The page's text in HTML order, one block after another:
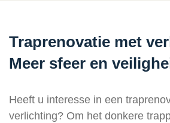
Traprenovatie met
Meer sfeer en
Heeft u interesse in een
verlichting? Om het donkere